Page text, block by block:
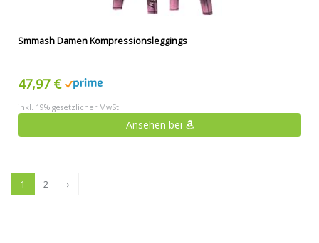
Smmash Damen Kompressionsleggings
47,97 €
inkl. 19% gesetzlicher MwSt.
Ansehen bei
1 2 ›